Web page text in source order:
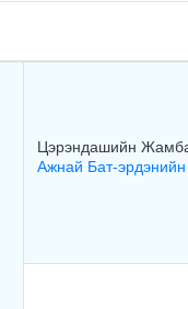
Цэрэндашийн
Ажнай Бат-